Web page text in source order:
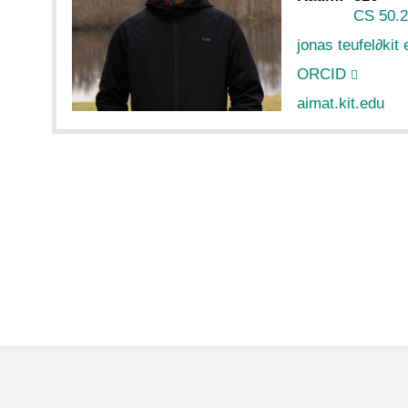
CS
jonas teufel∂kit
ORCID
aimat.kit.edu